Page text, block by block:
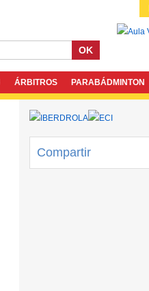
OK
ÁRBITROS PARABÁDMINTON
Compartir